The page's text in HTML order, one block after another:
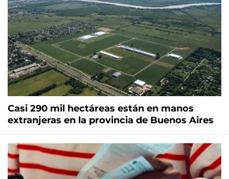
Casi 290 mil hectáreas están en manos
extranjeras en la provincia de Buenos Aires